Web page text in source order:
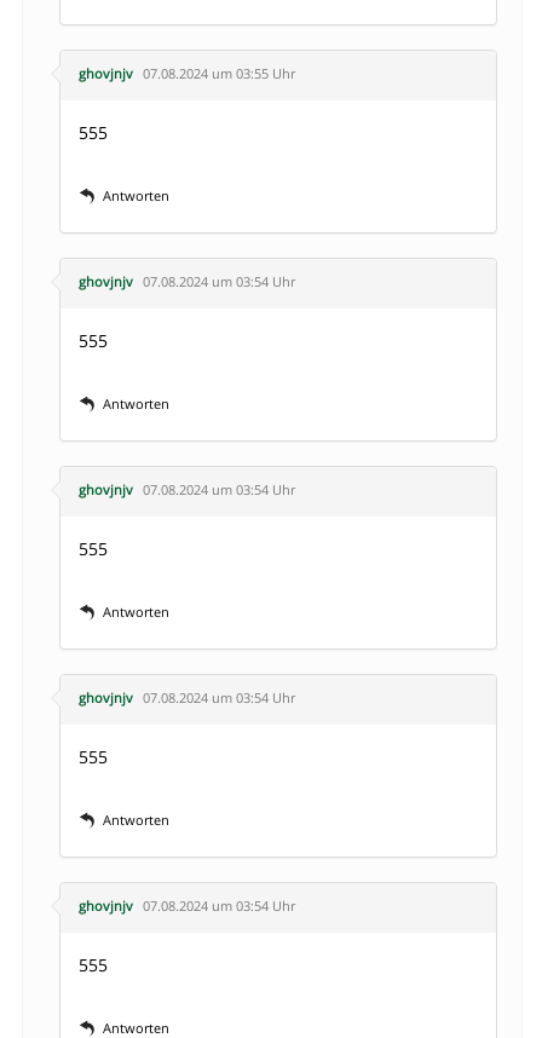
ghovjnjv 07.08.2024 um 03:55 Uhr
555
Antworten
ghovjnjv 07.08.2024 um 03:54 Uhr
555
Antworten
ghovjnjv 07.08.2024 um 03:54 Uhr
555
Antworten
ghovjnjv 07.08.2024 um 03:54 Uhr
555
Antworten
ghovjnjv 07.08.2024 um 03:54 Uhr
555
Antworten